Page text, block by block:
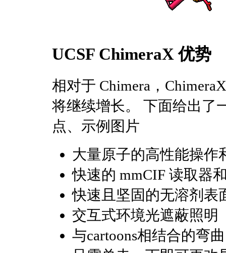
UCSF ChimeraX优势
相对于 Chimera，
将继续增长。 下面给出了
点、示例图片
大量原子的高性能操作
快速的 mmCIF 读取器
快速且坚固的无溶剂表
交互式环境光遮蔽照明
与cartoons相结合的弯